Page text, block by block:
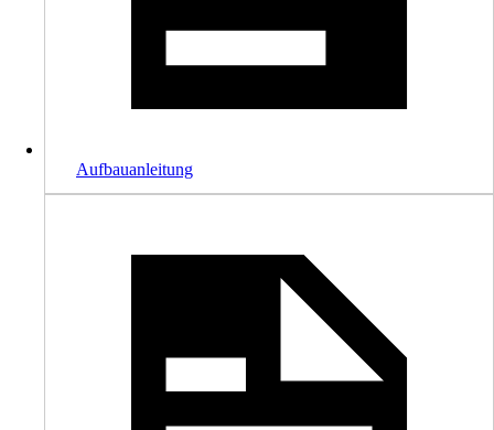
Aufbauanleitung